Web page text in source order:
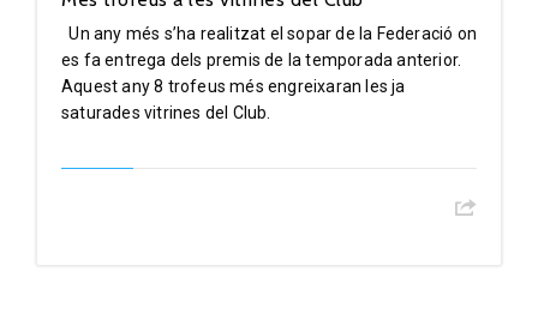
Un any més s’ha realitzat el sopar de la Federació on
es fa entrega dels premis de la temporada anterior.
Aquest any 8 trofeus més engreixaran les ja
saturades vitrines del Club.